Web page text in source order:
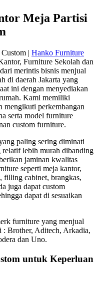
Meja Partisi
| Hanko Furniture
Furniture Sekolah dan
merintis bisnis menjual
di daerah Jakarta yang
ini dengan menyediakan
Kami memiliki
mengikuti perkembangan
serta model furniture
custom furniture.
paling sering diminati
relatif lebih murah dibanding
jaminan kwalitas
seperti meja kantor,
filling cabinet, brangkas,
juga dapat custom
dapat di sesuaikan
furniture yang menjual
: Brother, Aditech, Arkadia,
dan Uno.
untuk Keperluan